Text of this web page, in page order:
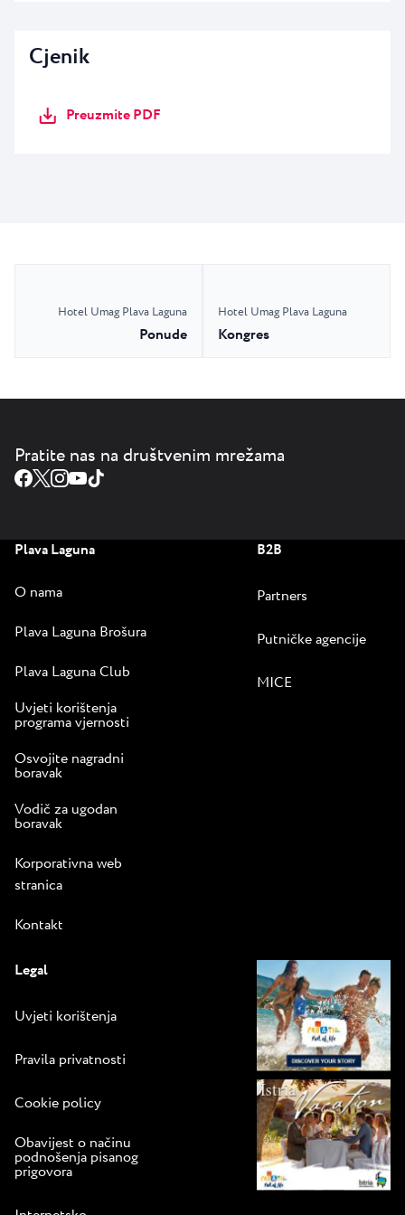
Cjenik
Preuzmite PDF
Hotel Umag Plava Laguna
Ponude
Hotel Umag Plava Laguna
Kongres
Pratite nas na društvenim mrežama
Plava Laguna
O nama
Plava Laguna Brošura
Plava Laguna Club
Uvjeti korištenja
programa vjernosti
Osvojite nagradni
boravak
Vodič za ugodan
boravak
Korporativna web
stranica
Kontakt
B2B
Partners
Putničke agencije
MICE
Legal
Uvjeti korištenja
Pravila privatnosti
Cookie policy
Obavijest o načinu
podnošenja pisanog
prigovora